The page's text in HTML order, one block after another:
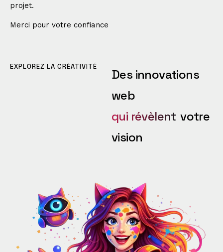
projet.
Merci pour votre confiance
EXPLOREZ LA CRÉATIVITÉ
Des innovations
web
qui révèlent votre
vision